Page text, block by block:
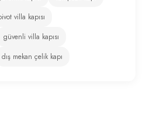
villa kapısı
güvenli villa kapısı
dış mekan çelik kapı